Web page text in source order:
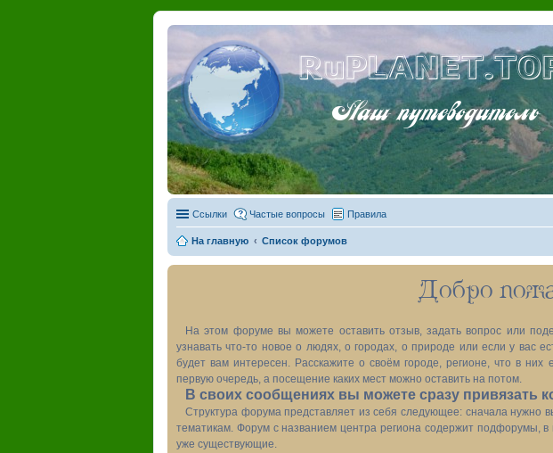
Наш путеводитель
Ссылки Частые вопросы Правила
На главную Список форумов
Добро
На этом форуме вы можете оставить отзыв, задать вопрос или
узнавать что-то новое о людях, о городах, о природе или если у вас
будет вам интересен. Расскажите о своём городе, регионе, что в них
первую очередь, а посещение каких мест можно оставить на потом.
В своих сообщениях вы можете сразу привязать
Структура форума представляет из себя следующее: сначала нужно
тематикам. Форум с названием центра региона содержит подфорумы,
уже существующие.